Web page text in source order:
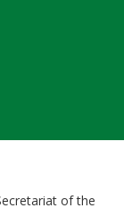
of the